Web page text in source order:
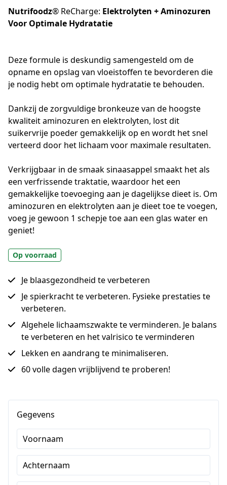
Nutrifoodz® ReCharge: Elektrolyten + Aminozuren
Voor Optimale Hydratatie
Deze formule is deskundig samengesteld om de
opname en opslag van vloeistoffen te bevorderen die
je nodig hebt om optimale hydratatie te behouden.
Dankzij de zorgvuldige bronkeuze van de hoogste
kwaliteit aminozuren en elektrolyten, lost dit
suikervrije poeder gemakkelijk op en wordt het snel
verteerd door het lichaam voor maximale resultaten.
Verkrijgbaar in de smaak sinaasappel smaakt het als
een verfrissende traktatie, waardoor het een
gemakkelijke toevoeging aan je dagelijkse dieet is. Om
aminozuren en elektrolyten aan je dieet toe te voegen,
voeg je gewoon 1 schepje toe aan een glas water en
geniet!
Op voorraad
Je blaasgezondheid te verbeteren
Je spierkracht te verbeteren. Fysieke prestaties te
verbeteren.
Algehele lichaamszwakte te verminderen. Je balans
te verbeteren en het valrisico te verminderen
Lekken en aandrang te minimaliseren.
60 volle dagen vrijblijvend te proberen!
Gegevens
Voornaam
Achternaam